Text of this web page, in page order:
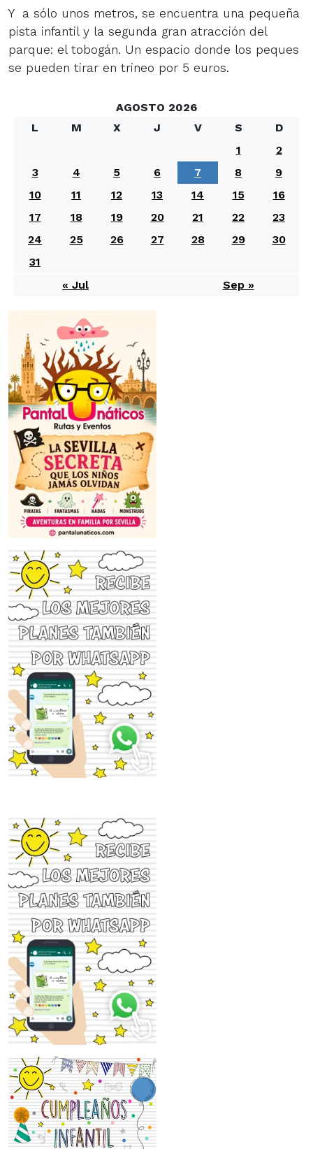
Y a sólo unos metros, se encuentra una pequeña
pista infantil y la segunda gran atracción del
parque: el tobogán. Un espacio donde los peques
se pueden tirar en trineo por 5 euros.
AGOSTO 2026
L
M X J V S
D
1
2
3
4 5 6 7 8
9
10
11 12 13 14 15
16
17
18 19 20 21 22
23
24
25 26 27 28 29
30
31
« Jul
Sep »